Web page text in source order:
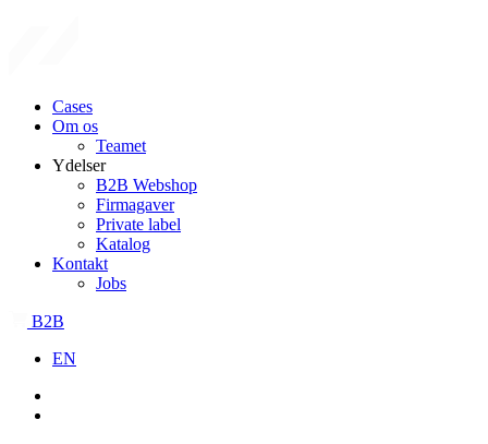
Cases
Om os
Teamet
Ydelser
B2B Webshop
Firmagaver
Private label
Katalog
Kontakt
Jobs
B2B
EN